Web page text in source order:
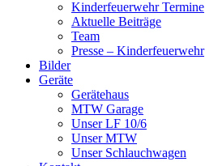
Kinderfeuerwehr Termine
Aktuelle Beiträge
Team
Presse – Kinderfeuerwehr
Bilder
Geräte
Gerätehaus
MTW Garage
Unser LF 10/6
Unser MTW
Unser Schlauchwagen